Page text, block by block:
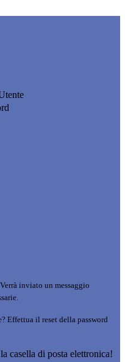
Verrà inviato un messaggio
Effettua il reset della password
casella di posta elettronica!